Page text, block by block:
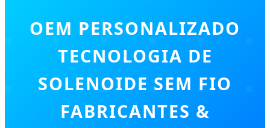
OEM PERSONALIZADO
TECNOLOGIA DE
SOLENOIDE SEM FIO
FABRICANTES &